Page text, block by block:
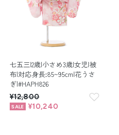
七五三|2歳|小さめ3歳|女児|被
布|対応身長:85~95cm|花うさ
ぎ|#HAPH826
¥12,800
¥10,240